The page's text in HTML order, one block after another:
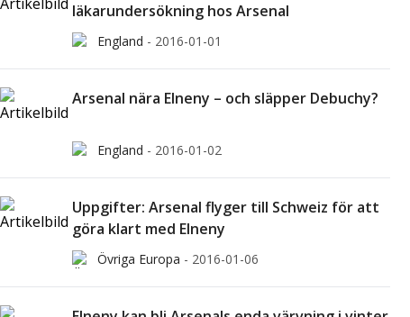
läkarundersökning hos Arsenal
England - 2016-01-01
Arsenal nära Elneny – och släpper Debuchy?
England - 2016-01-02
Uppgifter: Arsenal flyger till Schweiz för att
göra klart med Elneny
Övriga Europa - 2016-01-06